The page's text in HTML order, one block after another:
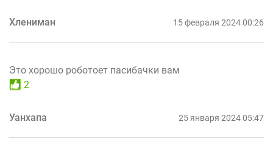
Хлениман 15 февраля 2024 00:26
Это хорошо роботоет пасибачки вам
2
Уанхапа 25 января 2024 05:47